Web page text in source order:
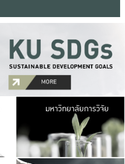
มหาวิ
มีพื้นที่เขียวสดใส
เป็นป่าในเมือง เกษต
มหาวิทยาลัยการวิจัย